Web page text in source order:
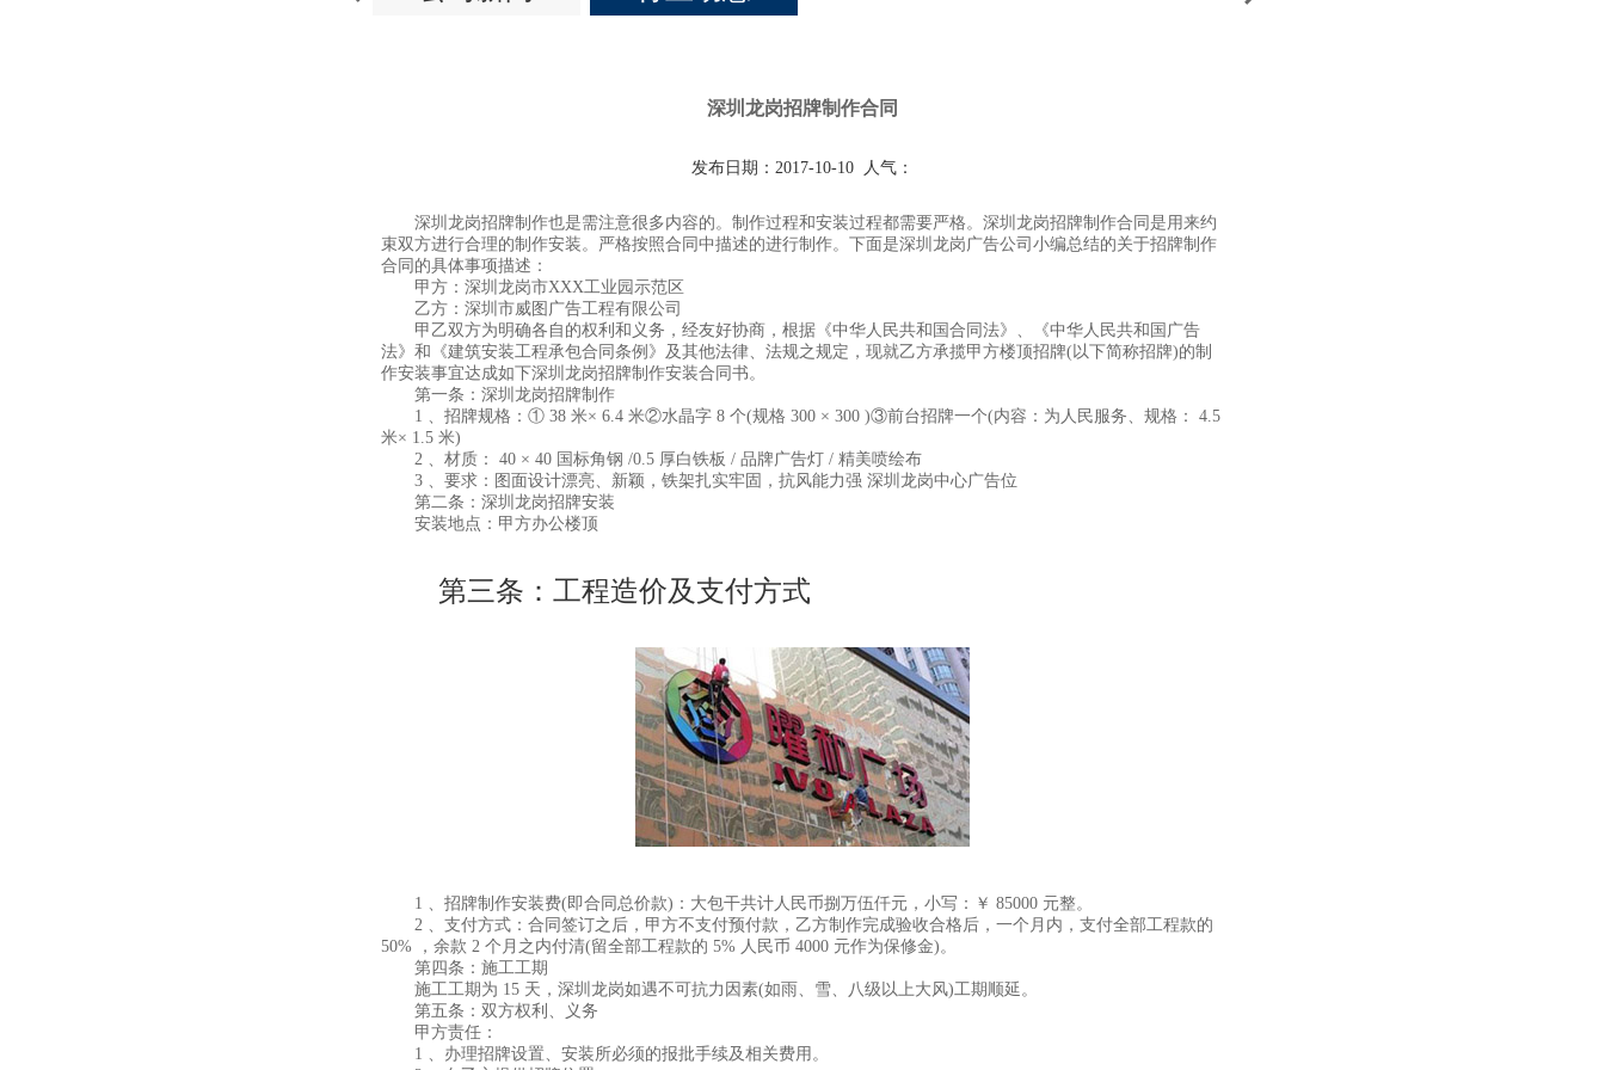
深圳龙岗招牌制作合同
发布日期：2017-10-10 人气：
深圳龙岗招牌制作也是需注意很多内容的。制作过程和安装过程都需要严格。深圳龙岗招牌制作合同是用来约
束双方进行合理的制作安装。严格按照合同中描述的进行制作。下面是深圳龙岗广告公司小编总结的关于招牌制作
合同的具体事项描述：
甲方：深圳龙岗市XXX工业园示范区
乙方：深圳市威图广告工程有限公司
甲乙双方为明确各自的权利和义务，经友好协商，根据《中华人民共和国合同法》、《中华人民共和国广告
法》和《建筑安装工程承包合同条例》及其他法律、法规之规定，现就乙方承揽甲方楼顶招牌(以下简称招牌)的制
作安装事宜达成如下深圳龙岗招牌制作安装合同书。
第一条：深圳龙岗招牌制作
1 、招牌规格：① 38 米× 6.4 米②水晶字 8 个(规格 300 × 300 )③前台招牌一个(内容：为人民服务、规格： 4.5
米× 1.5 米)
2 、材质： 40 × 40 国标角钢 /0.5 厚白铁板 / 品牌广告灯 / 精美喷绘布
3 、要求：图面设计漂亮、新颖，铁架扎实牢固，抗风能力强 深圳龙岗中心广告位
第二条：深圳龙岗招牌安装
安装地点：甲方办公楼顶
第三条：工程造价及支付方式
1 、招牌制作安装费(即合同总价款)：大包干共计人民币捌万伍仟元，小写：￥ 85000 元整。
2 、支付方式：合同签订之后，甲方不支付预付款，乙方制作完成验收合格后，一个月内，支付全部工程款的
50% ，余款 2 个月之内付清(留全部工程款的 5% 人民币 4000 元作为保修金)。
第四条：施工工期
施工工期为 15 天，深圳龙岗如遇不可抗力因素(如雨、雪、八级以上大风)工期顺延。
第五条：双方权利、义务
甲方责任：
1 、办理招牌设置、安装所必须的报批手续及相关费用。